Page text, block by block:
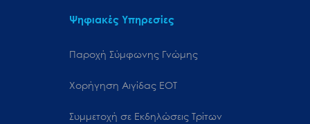
Ψηφιακές Υπηρεσίες
Παροχή Σύμφωνης Γνώμης
Χορήγηση Αιγίδας ΕΟΤ
Συμμετοχή σε Εκδηλώσεις Τρίτων